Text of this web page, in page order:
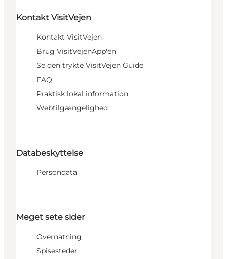
Kontakt VisitVejen
Kontakt VisitVejen
Brug VisitVejenApp'en
Se den trykte VisitVejen Guide
FAQ
Praktisk lokal information
Webtilgængelighed
Databeskyttelse
Persondata
Meget sete sider
Overnatning
Spisesteder